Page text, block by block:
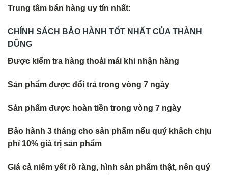
Trung tâm bán hàng uy tín nhất:
CHÍNH SÁCH BẢO HÀNH TỐT NHẤT CỦA THÀNH
DŨNG
Được kiểm tra hàng thoải mái khi nhận hàng
Sản phẩm được đổi trả trong vòng 7 ngày
Sản phẩm được hoàn tiền trong vòng 7 ngày
Bảo hành 3 tháng cho sản phẩm nếu quý khâch chịu
phí 10% giá trị sản phẩm
Giá cả niêm yết rõ ràng, hình sản phẩm thật, nên quý